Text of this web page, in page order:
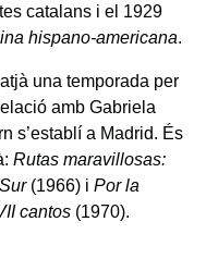
catalans i el 1929
hispano-americana.
una temporada per
amb Gabriela
s’establí a Madrid. És
Rutas maravillosas:
(1966) i Por la
cantos (1970).